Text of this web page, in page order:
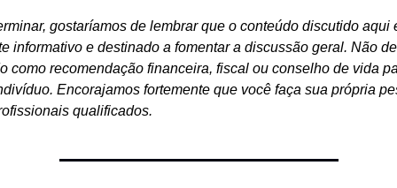
gostaríamos de lembrar que o conteúdo discutido aqui
informativo e destinado a fomentar a discussão geral. Não
como recomendação financeira, fiscal ou conselho de vida
Encorajamos fortemente que você faça sua própria
qualificados.